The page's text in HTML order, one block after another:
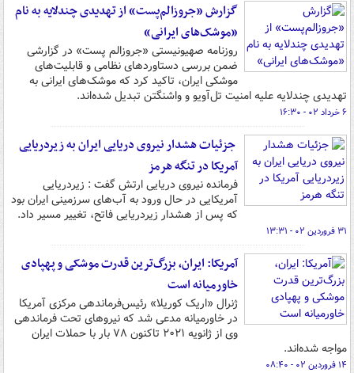
گزارش «جروزالم‌پست» از تهدیدی چندلایه‌ به نام
«موشک‌های ایرانی»
روزنامه صهیونیستی «جروزالم پست» در گزارشی
ضمن بررسی دستاوردهای نظامی و قابلیت‌های
موشکی ایران، تاکید کرد که موشک‌های ایرانی به
تهدیدی چندلایه علیه امنیت تل‌آویو و واشنگتن تبدیل شده‌اند.
۶ خرداد ۰۲ - ۱۶:۳۰
جزئیات هشدار نیروی دریایی ایران به زیردریایی
آمریکا در تنگه هرمز
فرمانده نیروی دریایی ارتش گفت : زیردریایی
آمریکایی در حال ورود به آب‌های سرزمینی ایران بود
که پس از هشدار زیردریایی فاتح، تغییر مسیر داد.
۳۱ فروردین ۰۲ - ۱۳:۳۱
آمریکا: ایران، بزرگ‌ترین قدرت موشکی و پهپادی
خاورمیانه است
ژنرال «اریک کوریلا» رئیس‌فرماندهی مرکزی آمریکا
در خاورمیانه مدعی شد که نیروهای تحت فرماندهی
وی از ژانویه ۲۰۲۱ تاکنون ۷۸ بار با حملات ایران
مواجه شده‌اند.
۱۴ فروردین ۰۲ - ۰۸:۴۰